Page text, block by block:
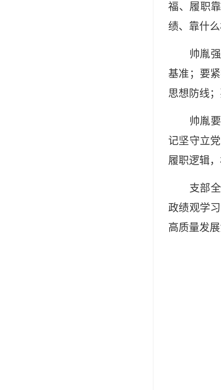
福、履职
绩、靠什
帅胤
基准；要
思想防线
帅胤
记坚守立
履职逻辑
支部
政绩观学
高质量发